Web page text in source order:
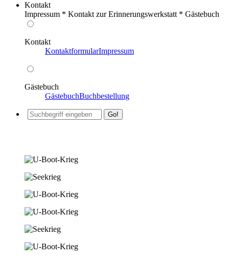
Kontakt
Impressum * Kontakt zur Erinnerungswerkstatt * Gästebuch
Kontakt
KontaktformularImpressum
Gästebuch
GästebuchBuchbestellung